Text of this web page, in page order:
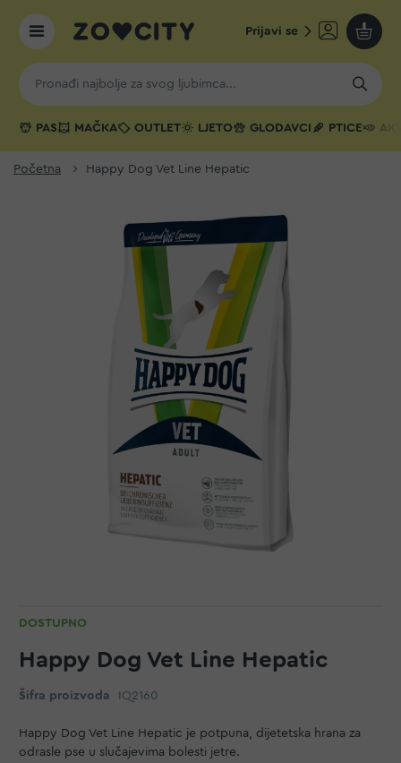
Prijavi se
Moja
PAS MAČKA OUTLET LJETO GLODAVCI PTICE
Početna Happy Dog Vet Line Hepatic
DOSTUPNO
Happy Dog Vet Line Hepatic
Šifra proizvoda IQ2160
Happy Dog Vet Line Hepatic je potpuna, dijetetska hrana za
odrasle pse u slučajevima bolesti jetre.